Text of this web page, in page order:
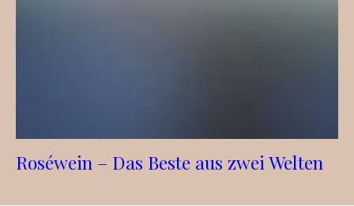
Roséwein – Das Beste aus zwei Welten